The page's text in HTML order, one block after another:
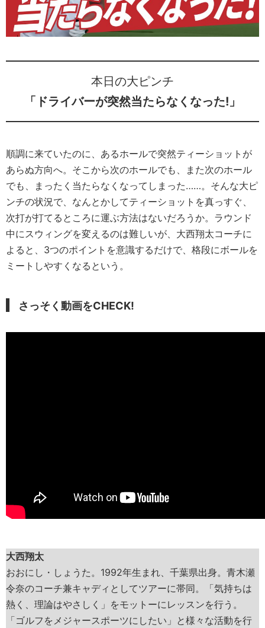
本日の大ピンチ
「ドライバーが突然当たらなくなった!」
順調に来ていたのに、あるホールで突然ティーショットが
あらぬ方向へ。そこから次のホールでも、また次のホール
でも、まったく当たらなくなってしまった……。そんな大ピ
ンチの状況で、なんとかしてティーショットを真っすぐ、
次打が打てるところに運ぶ方法はないだろうか。ラウンド
中にスウィングを変えるのは難しいが、大西翔太コーチに
よると、3つのポイントを意識するだけで、格段にボールを
ミートしやすくなるという。
さっそく動画をCHECK!
大西翔太
おおにし・しょうた。1992年生まれ、千葉県出身。青木瀬
令奈のコーチ兼キャディとしてツアーに帯同。「気持ちは
熱く、理論はやさしく」をモットーにレッスンを行う。
「ゴルフをメジャースポーツにしたい」と様々な活動を行